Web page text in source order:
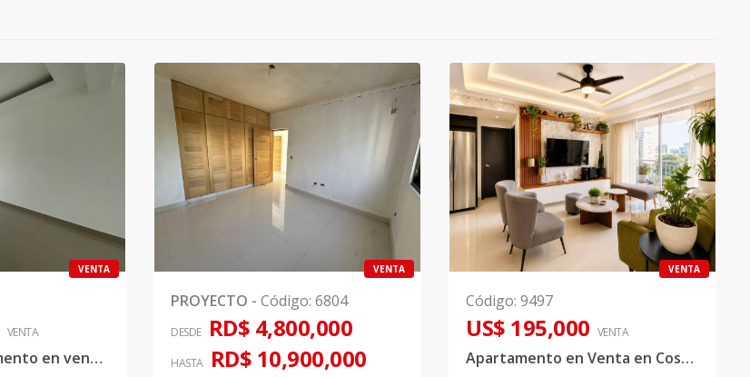
VENTA
VENTA
Moderno apartamento en venta próx. a Av. Independencia
VENTA
PROYECTO - Código: 6804
DESDE RD$ 4,800,000
HASTA RD$ 10,900,000
VENTA
Código: 9497
US$ 195,000 VENTA
Apartamento en Venta en Costa Verde, Santo Domingo Oeste